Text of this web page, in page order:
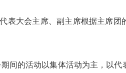
表大会主席、副主席根据主席
间的活动以集体活动为主，以